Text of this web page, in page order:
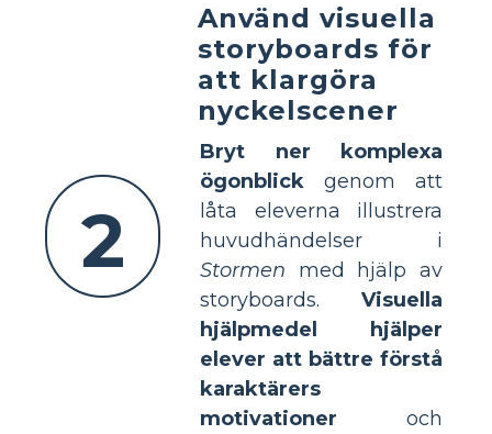
2
Använd visuella
storyboards för
att klargöra
nyckelscener
Bryt ner komplexa
ögonblick genom att
låta eleverna illustrera
huvudhändelser i
Stormen med hjälp av
storyboards. Visuella
hjälpmedel hjälper
elever att bättre förstå
karaktärers
motivationer och